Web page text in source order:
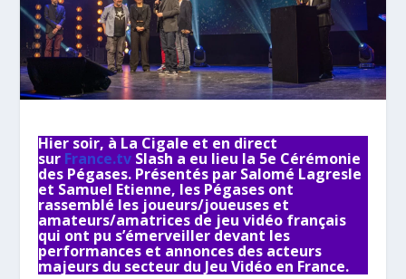
Hier soir, à La Cigale et en direct
sur France.tv Slash a eu lieu la 5e Cérémonie
des Pégases. Présentés par Salomé Lagresle
et Samuel Etienne, les Pégases ont
rassemblé les joueurs/joueuses et
amateurs/amatrices de jeu vidéo français
qui ont pu s’émerveiller devant les
performances et annonces des acteurs
majeurs du secteur du Jeu Vidéo en France.